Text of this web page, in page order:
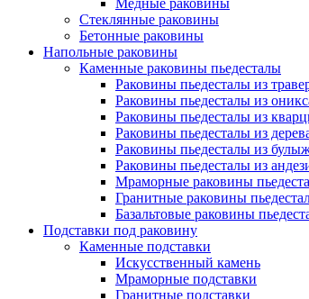
Медные раковины
Стеклянные раковины
Бетонные раковины
Напольные раковины
Каменные раковины пьедесталы
Раковины пьедесталы из
Раковины пьедесталы из
Раковины пьедесталы из
Раковины пьедесталы из
Раковины пьедесталы из
Раковины пьедесталы из
Мраморные раковины
Гранитные раковины
Базальтовые раковины
Подставки под раковину
Каменные подставки
Искусственный камень
Мраморные подставки
Гранитные подставки